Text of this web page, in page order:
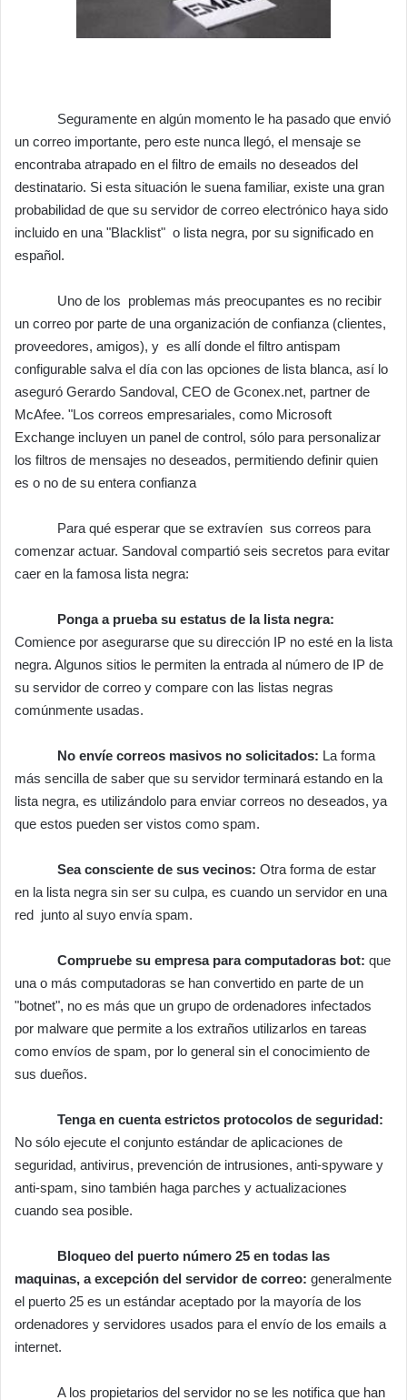
Seguramente en algún momento le ha pasado que envió
un correo importante, pero este nunca llegó, el mensaje se
encontraba atrapado en el filtro de emails no deseados del
destinatario. Si esta situación le suena familiar, existe una gran
probabilidad de que su servidor de correo electrónico haya sido
incluido en una "Blacklist" o lista negra, por su significado en
español.
Uno de los problemas más preocupantes es no recibir
un correo por parte de una organización de confianza (clientes,
proveedores, amigos), y es allí donde el filtro antispam
configurable salva el día con las opciones de lista blanca, así lo
aseguró Gerardo Sandoval, CEO de Gconex.net, partner de
McAfee. "Los correos empresariales, como Microsoft
Exchange incluyen un panel de control, sólo para personalizar
los filtros de mensajes no deseados, permitiendo definir quien
es o no de su entera confianza
Para qué esperar que se extravíen sus correos para
comenzar actuar. Sandoval compartió seis secretos para evitar
caer en la famosa lista negra:
Ponga a prueba su estatus de la lista negra:
Comience por asegurarse que su dirección IP no esté en la lista
negra. Algunos sitios le permiten la entrada al número de IP de
su servidor de correo y compare con las listas negras
comúnmente usadas.
No envíe correos masivos no solicitados: La forma
más sencilla de saber que su servidor terminará estando en la
lista negra, es utilizándolo para enviar correos no deseados, ya
que estos pueden ser vistos como spam.
Sea consciente de sus vecinos: Otra forma de estar
en la lista negra sin ser su culpa, es cuando un servidor en una
red junto al suyo envía spam.
Compruebe su empresa para computadoras bot: que
una o más computadoras se han convertido en parte de un
"botnet", no es más que un grupo de ordenadores infectados
por malware que permite a los extraños utilizarlos en tareas
como envíos de spam, por lo general sin el conocimiento de
sus dueños.
Tenga en cuenta estrictos protocolos de seguridad:
No sólo ejecute el conjunto estándar de aplicaciones de
seguridad, antivirus, prevención de intrusiones, anti-spyware y
anti-spam, sino también haga parches y actualizaciones
cuando sea posible.
Bloqueo del puerto número 25 en todas las
maquinas, a excepción del servidor de correo: generalmente
el puerto 25 es un estándar aceptado por la mayoría de los
ordenadores y servidores usados para el envío de los emails a
internet.
A los propietarios del servidor no se les notifica que han